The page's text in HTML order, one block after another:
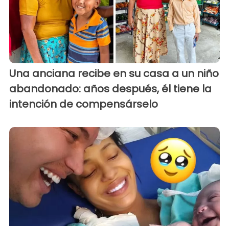
Una anciana recibe en su casa a un niño
abandonado: años después, él tiene la
intención de compensárselo